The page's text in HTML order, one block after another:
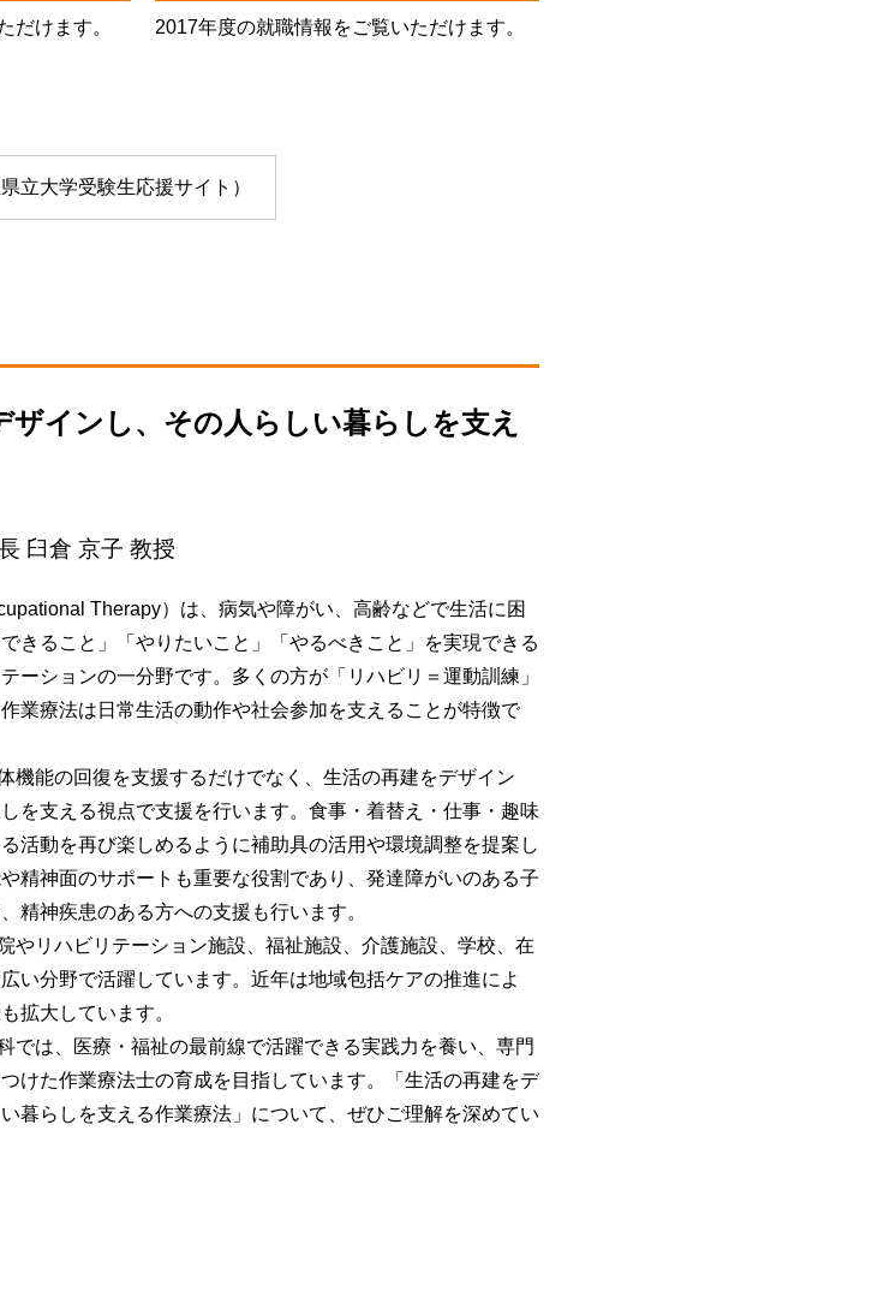
だけます。 2017年度の就職情報をご覧いただけます。
立大学受験生応援サイト）
ザインし、その人らしい暮らしを支え
臼倉 京子 教授
Therapy）は、病気や障がい、高齢などで生活に困
きること」「やりたいこと」「やるべきこと」を実現できる
ーションの一分野です。多くの方が「リハビリ＝運動訓練」
業療法は日常生活の動作や社会参加を支えることが特徴で
機能の回復を支援するだけでなく、生活の再建をデザイン
を支える視点で支援を行います。食事・着替え・仕事・趣味
活動を再び楽しめるように補助具の活用や環境調整を提案し
精神面のサポートも重要な役割であり、発達障がいのある子
精神疾患のある方への支援も行います。
やリハビリテーション施設、福祉施設、介護施設、学校、在
い分野で活躍しています。近年は地域包括ケアの推進によ
拡大しています。
では、医療・福祉の最前線で活躍できる実践力を養い、専門
けた作業療法士の育成を目指しています。「生活の再建をデ
暮らしを支える作業療法」について、ぜひご理解を深めてい